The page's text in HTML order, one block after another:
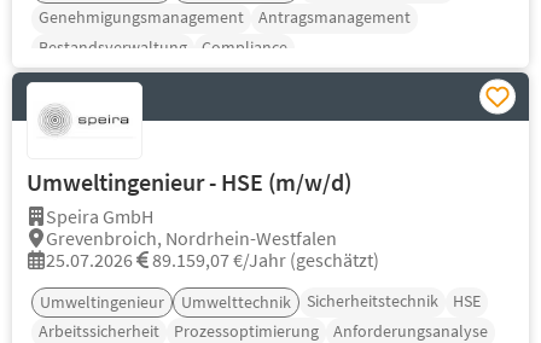
Genehmigungsmanagement
Antragsmanagement
Bestandsverwaltung
Compliance
Umweltingenieur - HSE (m/w/d)
Speira GmbH
Grevenbroich, Nordrhein-Westfalen
25.07.2026
89.159,07 €/Jahr (geschätzt)
Umweltingenieur Umwelttechnik Sicherheitstechnik
HSE
Arbeitssicherheit
Prozessoptimierung Anforderungsanalyse